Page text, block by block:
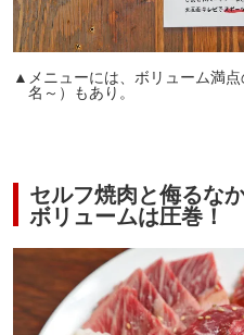
▲メニューには、ボリューム満
名～）もあり。
セルフ焼肉と侮るな
ボリュームは圧巻！